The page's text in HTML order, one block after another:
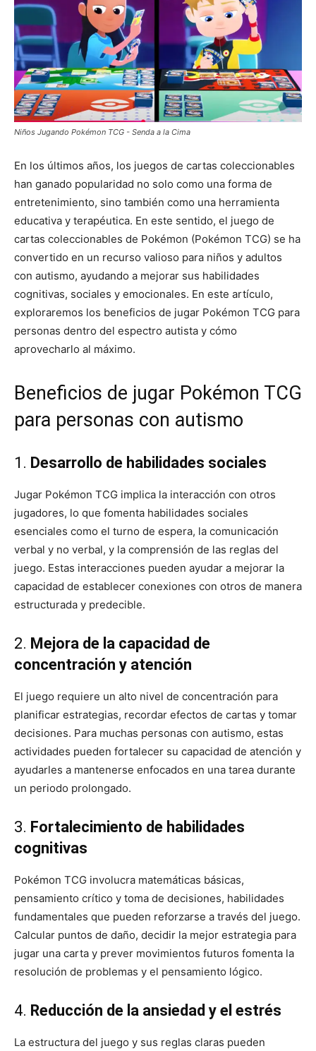
Niños Jugando Pokémon TCG - Senda a la Cima
En los últimos años, los juegos de cartas coleccionables
han ganado popularidad no solo como una forma de
entretenimiento, sino también como una herramienta
educativa y terapéutica. En este sentido, el juego de
cartas coleccionables de Pokémon (Pokémon TCG) se ha
convertido en un recurso valioso para niños y adultos
con autismo, ayudando a mejorar sus habilidades
cognitivas, sociales y emocionales. En este artículo,
exploraremos los beneficios de jugar Pokémon TCG para
personas dentro del espectro autista y cómo
aprovecharlo al máximo.
Beneficios de jugar Pokémon TCG
para personas con autismo
1. Desarrollo de habilidades sociales
Jugar Pokémon TCG implica la interacción con otros
jugadores, lo que fomenta habilidades sociales
esenciales como el turno de espera, la comunicación
verbal y no verbal, y la comprensión de las reglas del
juego. Estas interacciones pueden ayudar a mejorar la
capacidad de establecer conexiones con otros de manera
estructurada y predecible.
2. Mejora de la capacidad de
concentración y atención
El juego requiere un alto nivel de concentración para
planificar estrategias, recordar efectos de cartas y tomar
decisiones. Para muchas personas con autismo, estas
actividades pueden fortalecer su capacidad de atención y
ayudarles a mantenerse enfocados en una tarea durante
un periodo prolongado.
3. Fortalecimiento de habilidades
cognitivas
Pokémon TCG involucra matemáticas básicas,
pensamiento crítico y toma de decisiones, habilidades
fundamentales que pueden reforzarse a través del juego.
Calcular puntos de daño, decidir la mejor estrategia para
jugar una carta y prever movimientos futuros fomenta la
resolución de problemas y el pensamiento lógico.
4. Reducción de la ansiedad y el estrés
La estructura del juego y sus reglas claras pueden